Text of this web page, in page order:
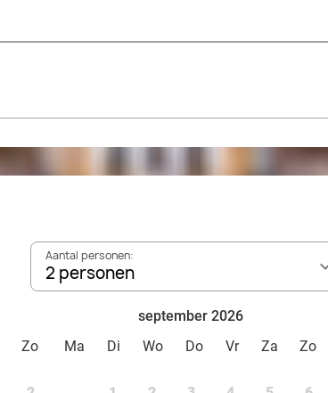
Aantal personen:
2 personen
Zo
september 2026
Ma
Di Wo Do Vr Za Zo